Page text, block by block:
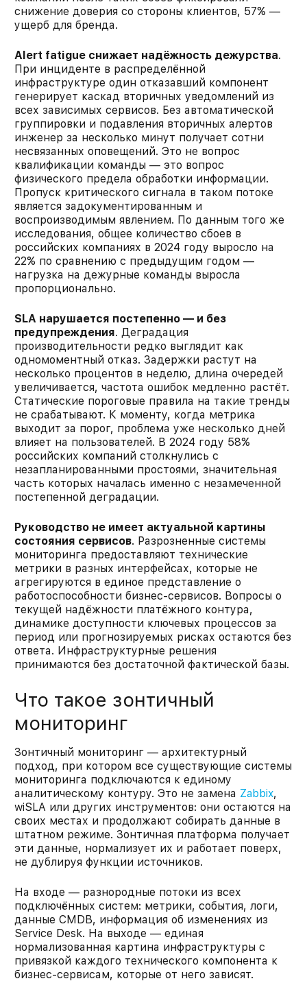
снижение доверия со стороны клиентов, 57% —
ущерб для бренда.
Alert fatigue снижает надёжность дежурства.
При инциденте в распределённой
инфраструктуре один отказавший компонент
генерирует каскад вторичных уведомлений из
всех зависимых сервисов. Без автоматической
группировки и подавления вторичных алертов
инженер за несколько минут получает сотни
несвязанных оповещений. Это не вопрос
квалификации команды — это вопрос
физического предела обработки информации.
Пропуск критического сигнала в таком потоке
является задокументированным и
воспроизводимым явлением. По данным того же
исследования, общее количество сбоев в
российских компаниях в 2024 году выросло на
22% по сравнению с предыдущим годом —
нагрузка на дежурные команды выросла
пропорционально.
SLA нарушается постепенно — и без
предупреждения. Деградация
производительности редко выглядит как
одномоментный отказ. Задержки растут на
несколько процентов в неделю, длина очередей
увеличивается, частота ошибок медленно растёт.
Статические пороговые правила на такие тренды
не срабатывают. К моменту, когда метрика
выходит за порог, проблема уже несколько дней
влияет на пользователей. В 2024 году 58%
российских компаний столкнулись с
незапланированными простоями, значительная
часть которых началась именно с незамеченной
постепенной деградации.
Руководство не имеет актуальной картины
состояния сервисов. Разрозненные системы
мониторинга предоставляют технические
метрики в разных интерфейсах, которые не
агрегируются в единое представление о
работоспособности бизнес-сервисов. Вопросы о
текущей надёжности платёжного контура,
динамике доступности ключевых процессов за
период или прогнозируемых рисках остаются без
ответа. Инфраструктурные решения
принимаются без достаточной фактической базы.
Что такое зонтичный
мониторинг
Зонтичный мониторинг — архитектурный
подход, при котором все существующие системы
мониторинга подключаются к единому
аналитическому контуру. Это не замена Zabbix,
wiSLA или других инструментов: они остаются на
своих местах и продолжают собирать данные в
штатном режиме. Зонтичная платформа получает
эти данные, нормализует их и работает поверх,
не дублируя функции источников.
На входе — разнородные потоки из всех
подключённых систем: метрики, события, логи,
данные CMDB, информация об изменениях из
Service Desk. На выходе — единая
нормализованная картина инфраструктуры с
привязкой каждого технического компонента к
бизнес-сервисам, которые от него зависят.